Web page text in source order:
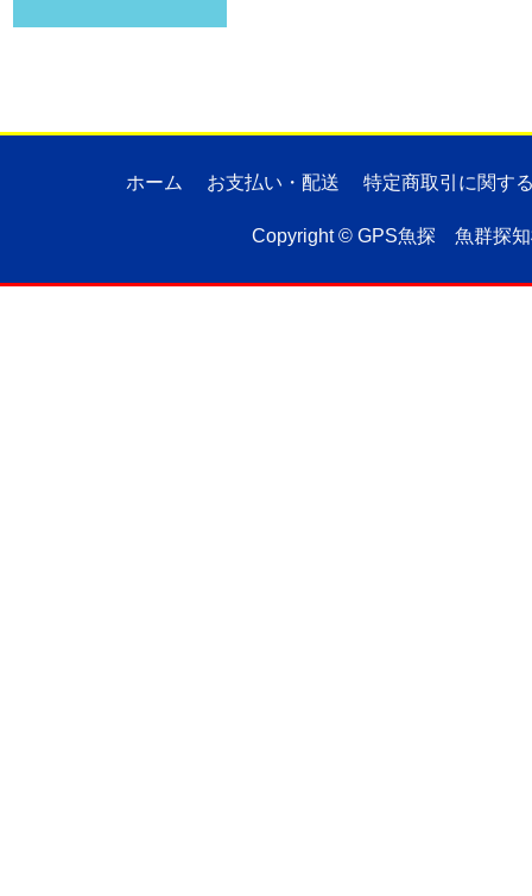
ホーム お支払い・配送 特定商取引に関す
Copyright © GPS魚探 魚群探